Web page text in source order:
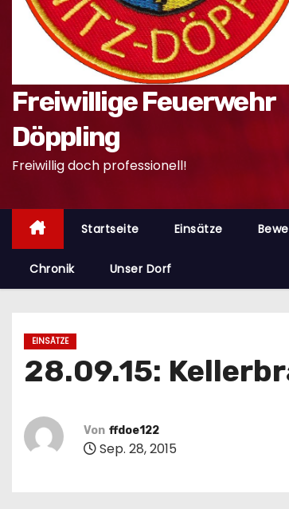
Freiwillige Feuerwehr
Döppling
Freiwillig doch professionell!
Startseite Einsätze
Chronik Unser Dorf
EINSÄTZE
28.09.15:
Von ffdoe122
Sep. 28, 2015